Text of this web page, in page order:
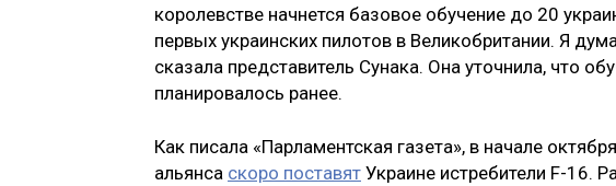
королевстве начнется базовое обучение до 20
первых украинских пилотов в Великобритании. Я
сказала представитель Сунака. Она уточнила, что
планировалось ранее.
Как писала «Парламентская газета», в начале
альянса скоро поставят Украине истребители F-16.